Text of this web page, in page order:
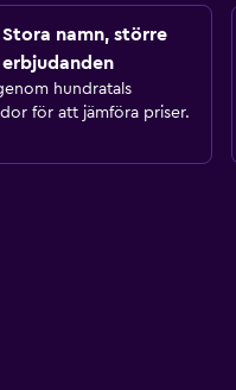
Stora namn, större
erbjudanden
hundratals
för att jämföra priser.